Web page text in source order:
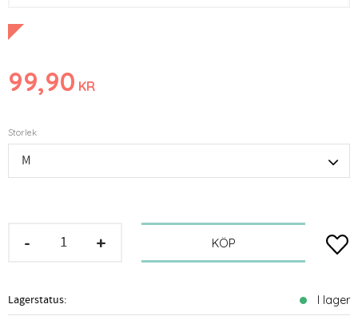
99,90 KR
Storlek
+
- KÖP
Lagerstatus I lager